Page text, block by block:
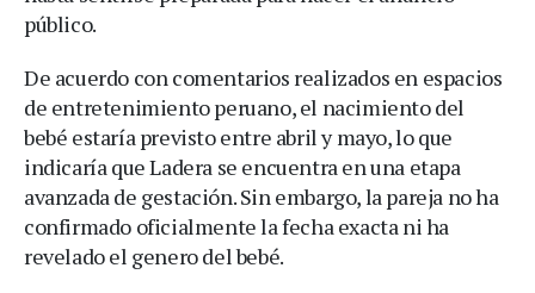
público.
De acuerdo con comentarios realizados en espacios
de entretenimiento peruano, el nacimiento del
bebé estaría previsto entre abril y mayo, lo que
indicaría que Ladera se encuentra en una etapa
avanzada de gestación. Sin embargo, la pareja no ha
confirmado oficialmente la fecha exacta ni ha
revelado el genero del bebé.